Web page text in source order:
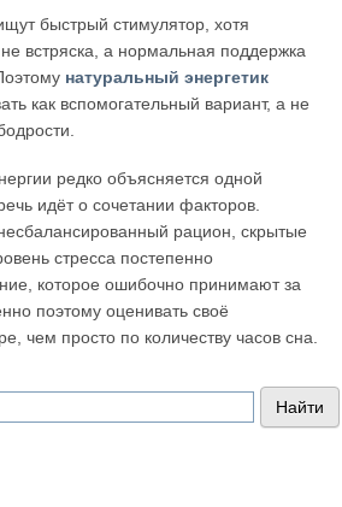
быстрый стимулятор, хотя
встряска, а нормальная поддержка
натуральный энергетик
как вспомогательный вариант, а не
редко объясняется одной
идёт о сочетании факторов.
рацион, скрытые
стресса постепенно
которое ошибочно принимают за
поэтому оценивать своё
чем просто по количеству часов сна.